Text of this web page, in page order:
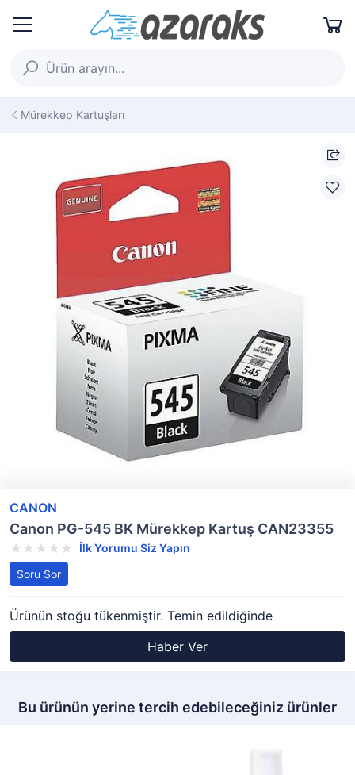
Mürekkep Kartuşları
CANON
Canon PG-545 BK Mürekkep Kartuş CAN23355
İlk Yorumu Siz Yapın
Soru Sor
Ürünün stoğu tükenmiştir. Temin edildiğinde
Haber Ver
Bu ürünün yerine tercih edebileceğiniz ürünler